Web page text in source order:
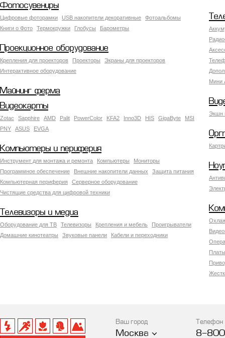
Фотосувениры
Цифровые фоторамки USB накопители декоративные
Фотоальбомы
Книги о Фото
Термокружки Глобусы Барометры
Мини
Проекционное оборудование
Крепления для проекторов Проекторы
Экраны для проекторов
Интерактивное оборудование
Майнинг ферма
Экшн
Видеокарты
Zotac Sapphire AMD Palit PowerColor KFA2 Inno3D HIS GigaByte
MSI
PNY
ASUS EVGA
Компьютеры и периферия
Инструмент для монтажа и ремонта Компьютеры
Мониторы
Программное обеспечение
Внешние накопители данных
Защита питания
Компьютерная периферия
Серверное оборудование
Чистящие средства для цифровой техники
Телевизоры и медиа
Оборудование для ТВ Телевизоры Крепления и мебель
Проигрыватели
Домашние кинотеатры
Звуковые панели Кабели и переходники
Ваш город
Москва
Телефон
8-